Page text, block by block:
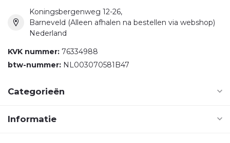
Koningsbergenweg 12-26,
Barneveld (Alleen afhalen na bestellen via webshop)
Nederland
KVK nummer: 76334988
btw-nummer: NL003070581B47
Categorieën
Informatie